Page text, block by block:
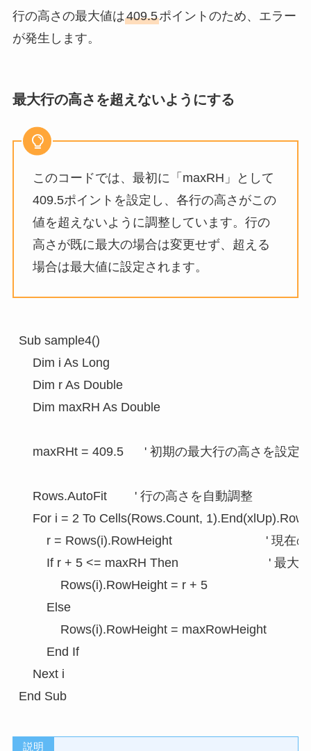
行の高さの最大値は409.5ポイントのため、エラー
が発生します。
最大行の高さを超えないようにする
このコードでは、最初に「maxRH」として
409.5ポイントを設定し、各行の高さがこの
値を超えないように調整しています。行の
高さが既に最大の場合は変更せず、超える
場合は最大値に設定されます。
Sub sample4()
    Dim i As Long
    Dim r As Double
    Dim maxRH As Double
    maxRHt = 409.5      ' 初期の最大行の高さを設定
    Rows.AutoFit        ' 行の高さを自動調整
For i = 2 To Cells(Rows.Count, 1).End(xlUp).Row
r = Rows(i).RowHeight                           '
If r + 5 <= maxRH Then
            Rows(i).RowHeight = r + 5
        Else
            Rows(i).RowHeight = maxRowHeight
        End If
    Next i
End Sub
説明